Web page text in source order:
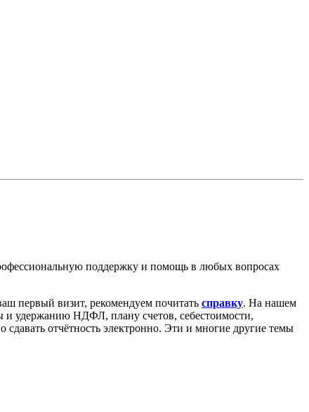
поддержку и помощь в любых вопросах
первый визит, рекомендуем почитать справку. На нашем
и удержанию НДФЛ, плану счетов, себестоимости,
отчётность электронно. Эти и многие другие темы